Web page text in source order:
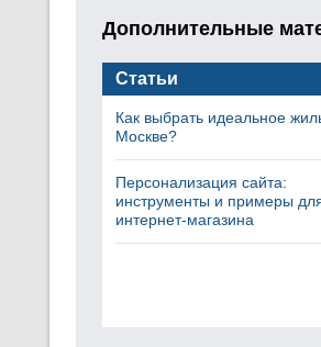
Дополнительные
Статьи
Как выбрать идеальное
Москве?
Персонализация сайта:
инструменты и примеры
интернет-магазина